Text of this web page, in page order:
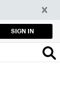
SIGN IN